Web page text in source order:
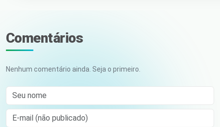
Comentários
Nenhum comentário ainda. Seja o primeiro.
Seu nome
E-mail (não publicado)